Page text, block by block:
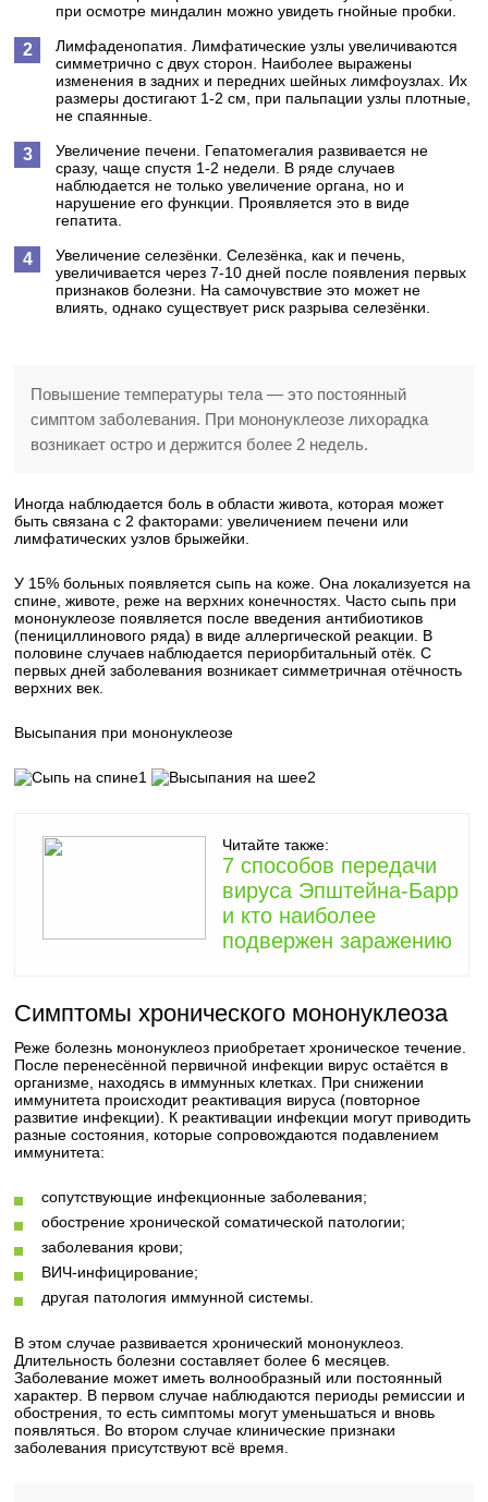
при осмотре миндалин можно увидеть гнойные пробки.
Лимфаденопатия. Лимфатические узлы увеличиваются
симметрично с двух сторон. Наиболее выражены
изменения в задних и передних шейных лимфоузлах. Их
размеры достигают 1-2 см, при пальпации узлы плотные,
не спаянные.
Увеличение печени.
Гепатомегалия развивается не
сразу, чаще спустя 1-2 недели. В ряде случаев
наблюдается не только увеличение органа, но и
нарушение его функции. Проявляется это в виде
гепатита.
Увеличение селезёнки. Селезёнка, как и печень,
увеличивается через 7-10 дней после появления первых
признаков болезни. На самочувствие это может не
влиять, однако существует риск разрыва селезёнки.
Повышение температуры тела — это постоянный
симптом заболевания. При мононуклеозе лихорадка
возникает остро и держится более 2 недель.
Иногда наблюдается боль в области живота, которая может
быть связана с 2 факторами: увеличением печени или
лимфатических узлов брыжейки.
У 15% больных появляется сыпь на коже. Она локализуется на
спине, животе, реже на верхних конечностях. Часто сыпь при
мононуклеозе появляется после введения антибиотиков
(пенициллинового ряда) в виде аллергической реакции. В
половине случаев наблюдается периорбитальный отёк. С
первых дней заболевания возникает симметричная отёчность
верхних век.
Высыпания при мононуклеозе
1 2
Читайте также:
7 способов передачи
вируса Эпштейна-Барр
и кто наиболее
подвержен заражению
Симптомы хронического мононуклеоза
Реже болезнь мононуклеоз приобретает хроническое течение.
После перенесённой первичной инфекции вирус остаётся в
организме, находясь в иммунных клетках. При снижении
иммунитета происходит реактивация вируса (повторное
развитие инфекции). К реактивации инфекции могут приводить
разные состояния, которые сопровождаются подавлением
иммунитета:
сопутствующие инфекционные заболевания;
обострение хронической соматической патологии;
заболевания крови;
ВИЧ-инфицирование;
другая патология иммунной системы.
В этом случае развивается хронический мононуклеоз.
Длительность болезни составляет более 6 месяцев.
Заболевание может иметь волнообразный или постоянный
характер. В первом случае наблюдаются периоды ремиссии и
обострения, то есть симптомы могут уменьшаться и вновь
появляться. Во втором случае клинические признаки
заболевания присутствуют всё время.